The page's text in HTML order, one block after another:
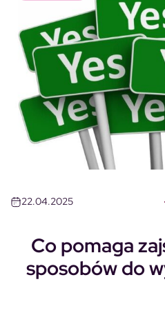
22.04.2025
Co pomaga
sposobów do